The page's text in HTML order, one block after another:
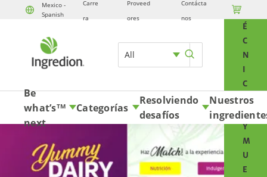
Mexico -
Spanish
Carre
ra
Proveed
ores
Contácta
nos

All
É
C
N
I
C
O
S
Y
M
U
E
Skip to content
Be
what’s
next
TM Categorías
Resolviendo
desafíos
Nuestros